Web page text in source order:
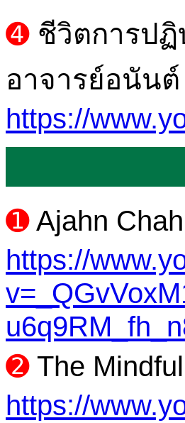
➍ ชีวิตการป
อาจารย์อนัน
https://
➊Ajahn
https://
➋ The
https://